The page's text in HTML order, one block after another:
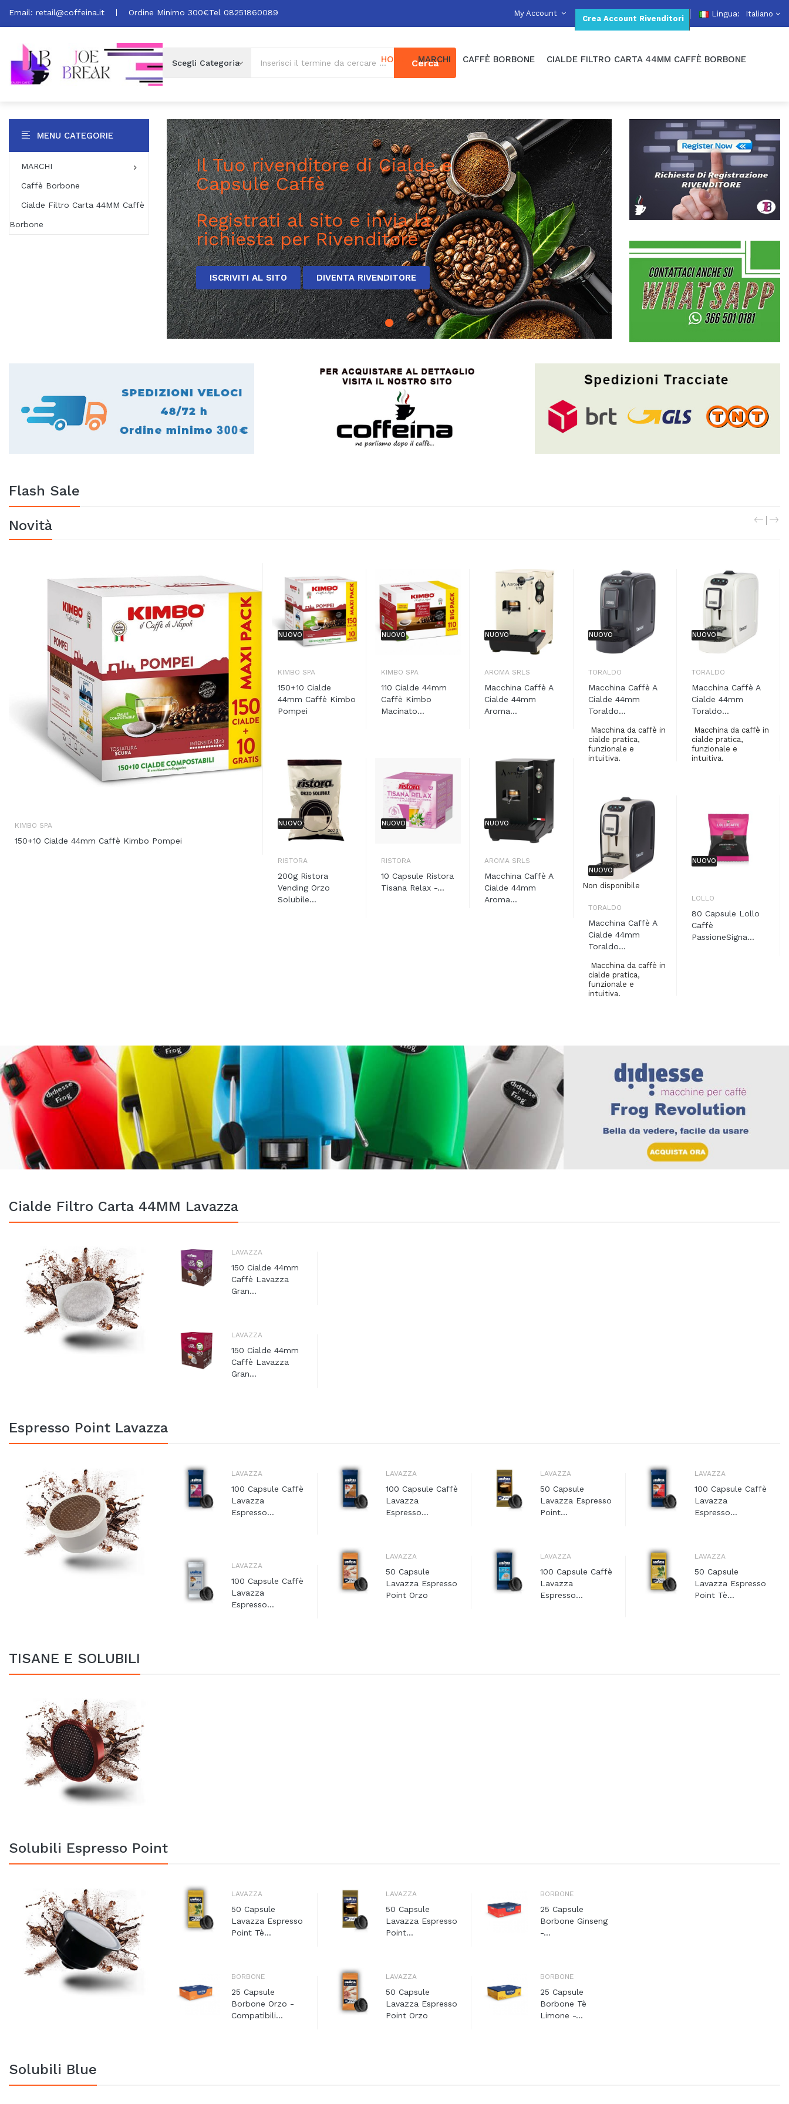
Lingua: Italiano
Email: retail@coffeina.it Ordine Minimo 300€Tel 08251860089
Crea Account Rivenditori
My Account
Cerca
HOME MARCHI CAFFÈ BORBONE CIALDE FILTRO CARTA 44MM CAFFÈ BORBONE
MENU CATEGORIE
MARCHI
Caffè Borbone
Cialde Filtro Carta 44MM Caffè
Borbone
Il Tuo rivenditore di Cialde e
Capsule Caffè
Registrati al sito e invia la
richiesta per Rivenditore
ISCRIVITI AL SITO DIVENTA RIVENDITORE
Flash Sale
Novità
KIMBO SPA
150+10 Cialde 44mm Caffè Kimbo Pompei
NUOVO
KIMBO SPA
150+10 Cialde
44mm Caffè Kimbo
Pompei
NUOVO
RISTORA
200g Ristora
Vending Orzo
Solubile...
NUOVO
KIMBO SPA
110 Cialde 44mm
Caffè Kimbo
Macinato...
NUOVO
RISTORA
10 Capsule Ristora
Tisana Relax -...
NUOVO
AROMA SRLS
Macchina Caffè A
Cialde 44mm
Aroma...
NUOVO
AROMA SRLS
Macchina Caffè A
Cialde 44mm
Aroma...
NUOVO
TORALDO
Macchina Caffè A
Cialde 44mm
Toraldo...
Macchina da caffè in
cialde pratica,
funzionale e
intuitiva.
NUOVO
Non disponibile
TORALDO
Macchina Caffè A
Cialde 44mm
Toraldo...
Macchina da caffè in
cialde pratica,
funzionale e
intuitiva.
NUOVO
TORALDO
Macchina Caffè A
Cialde 44mm
Toraldo...
Macchina da caffè in
cialde pratica,
funzionale e
intuitiva.
NUOVO
LOLLO
80 Capsule Lollo
Caffè
PassioneSigna...
Cialde Filtro Carta 44MM Lavazza
LAVAZZA
150 Cialde 44mm
Caffè Lavazza
Gran...
LAVAZZA
150 Cialde 44mm
Caffè Lavazza
Gran...
Espresso Point Lavazza
LAVAZZA
100 Capsule Caffè
Lavazza
Espresso...
LAVAZZA
100 Capsule Caffè
Lavazza
Espresso...
LAVAZZA
100 Capsule Caffè
Lavazza
Espresso...
LAVAZZA
50 Capsule
Lavazza Espresso
Point Orzo
LAVAZZA
50 Capsule
Lavazza Espresso
Point...
LAVAZZA
100 Capsule Caffè
Lavazza
Espresso...
LAVAZZA
100 Capsule Caffè
Lavazza
Espresso...
LAVAZZA
50 Capsule
Lavazza Espresso
Point Tè...
TISANE E SOLUBILI
Solubili Espresso Point
LAVAZZA
50 Capsule
Lavazza Espresso
Point Tè...
BORBONE
25 Capsule
Borbone Orzo -
Compatibili...
LAVAZZA
50 Capsule
Lavazza Espresso
Point...
LAVAZZA
50 Capsule
Lavazza Espresso
Point Orzo
BORBONE
25 Capsule
Borbone Ginseng
-...
BORBONE
25 Capsule
Borbone Tè
Limone -...
Solubili Blue